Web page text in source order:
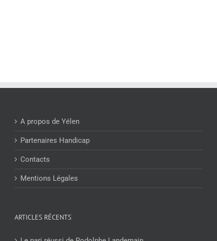
A propos de Yélen
Partenaires Handicap
Contacts
Mentions Légales
ARTICLES RÉCENTS